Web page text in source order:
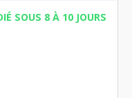
SOUS 8 À 10 JOURS